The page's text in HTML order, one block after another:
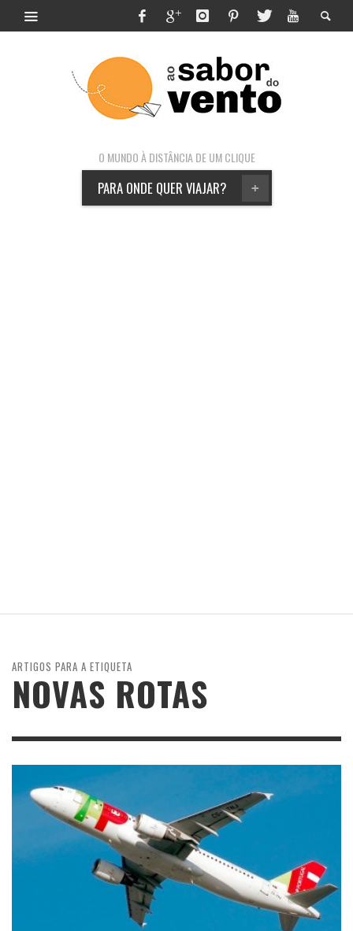
O MUNDO À DISTÂNCIA DE UM CLIQUE
+
PARA ONDE QUER VIAJAR?
ARTIGOS PARA A ETIQUETA
NOVAS ROTAS